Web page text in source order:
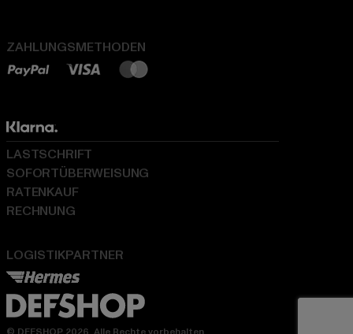
ZAHLUNGSMETHODEN
LOGISTIKPARTNER
LASTSCHRIFT
SOFORTÜBERWEISUNG
RATENKAUF
RECHNUNG